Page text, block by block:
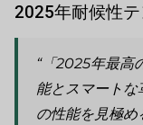
2025年耐候性
“「2025年最高
能とスマート
の性能を見極め